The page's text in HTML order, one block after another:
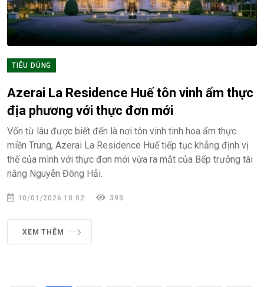
TIÊU DÙNG
Azerai La Residence Huế tôn vinh ẩm thực
địa phương với thực đơn mới
Vốn từ lâu được biết đến là nơi tôn vinh tinh hoa ẩm thực
miền Trung, Azerai La Residence Huế tiếp tục khẳng định vị
thế của mình với thực đơn mới vừa ra mắt của Bếp trưởng tài
năng Nguyễn Đông Hải.
10/01/2026 10:02 393
XEM THÊM